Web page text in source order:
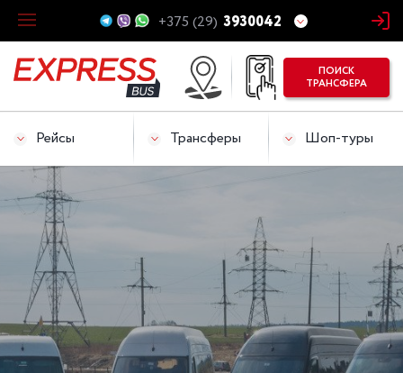
+375 (29) 3930042
ПОИСК
ТРАНСФЕРА
Рейсы Трансферы Шоп-туры